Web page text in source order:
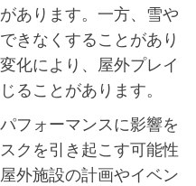
あります。一方、雪や
きなくすることがあり
化により、屋外プレイ
ることがあります。
フォーマンスに影響を
クを引き起こす可能性
外施設の計画やイベン